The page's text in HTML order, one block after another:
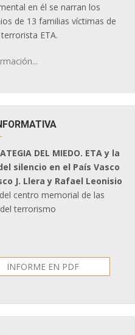
en él se narran los
de 13 familias víctimas de
ETA.
DEL MIEDO. ETA y la
silencio en el País Vasco
J. Llera y Rafael Leonisio
centro memorial de las
terrorismo
INFORME EN PDF